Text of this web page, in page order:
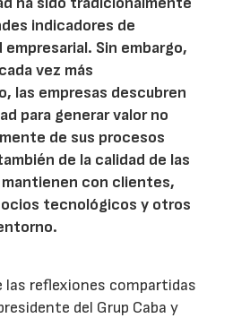
indicadores de
Sin embargo,
vez más
las empresas descubren
para generar valor no
de sus procesos
de la calidad de las
con clientes,
tecnológicos y otros
las reflexiones compartidas
del Grup Caba y